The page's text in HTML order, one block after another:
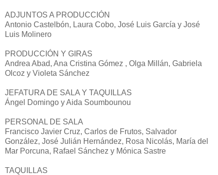
ADJUNTOS A PRODUCCIÓN
Antonio Castelbón, Laura Cobo, José Luis García y José
Luis Molinero
PRODUCCIÓN Y GIRAS
Andrea Abad, Ana Cristina Gómez , Olga Millán, Gabriela
Olcoz y Violeta Sánchez
JEFATURA DE SALA Y TAQUILLAS
Ángel Domingo y Aida Soumbounou
PERSONAL DE SALA
Francisco Javier Cruz, Carlos de Frutos, Salvador
González, José Julián Hernández, Rosa Nicolás, María del
Mar Porcuna, Rafael Sánchez y Mónica Sastre
TAQUILLAS